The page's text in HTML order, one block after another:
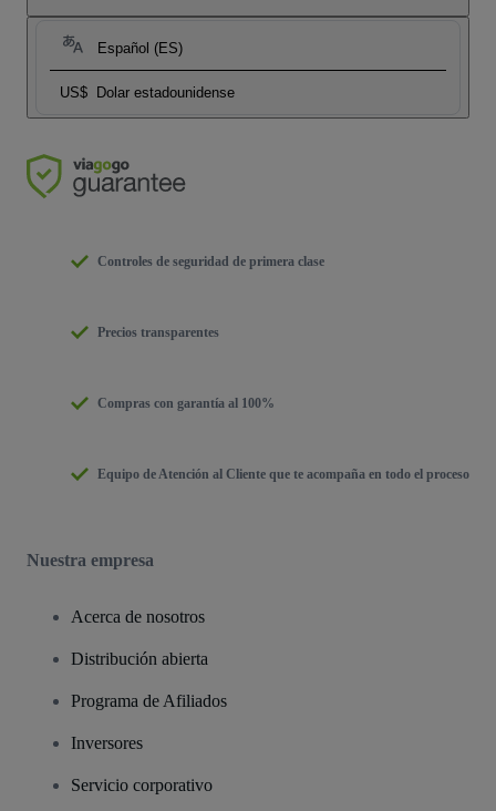
Español (ES)
US$ Dolar estadounidense
Controles de seguridad de primera clase
Precios transparentes
Compras con garantía al 100%
Equipo de Atención al Cliente que te acompaña en todo el proceso
Nuestra empresa
Acerca de nosotros
Distribución abierta
Programa de Afiliados
Inversores
Servicio corporativo